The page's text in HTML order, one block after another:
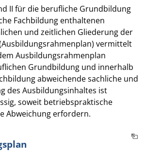
II für die berufliche Grundbildung
Fachbildung enthaltenen
und zeitlichen Gliederung der
vermittelt
Ausbildungsrahmenplan
Grundbildung und innerhalb
abweichende sachliche und
des Ausbildungsinhaltes ist
soweit betriebspraktische
Abweichung erfordern.